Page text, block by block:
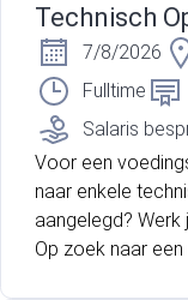
Technisch
7/8/2026
Fulltime
Salaris
Voor een
naar enkele
aangelegd? Werk
Op zoek naar